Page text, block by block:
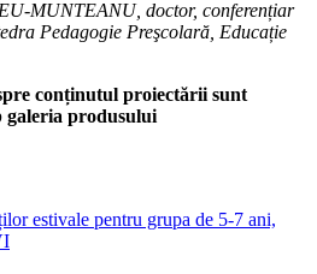
MUNTEANU, doctor, conferențiar
Pedagogie Preşcolară, Educație
conținutul proiectării sunt
galeria produsului